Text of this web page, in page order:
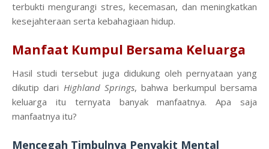
terbukti mengurangi stres, kecemasan, dan meningkatkan
kesejahteraan serta kebahagiaan hidup.
Manfaat Kumpul Bersama Keluarga
Hasil studi tersebut juga didukung oleh pernyataan yang
dikutip dari Highland Springs, bahwa berkumpul bersama
keluarga itu ternyata banyak manfaatnya. Apa saja
manfaatnya itu?
Mencegah Timbulnya Penyakit Mental